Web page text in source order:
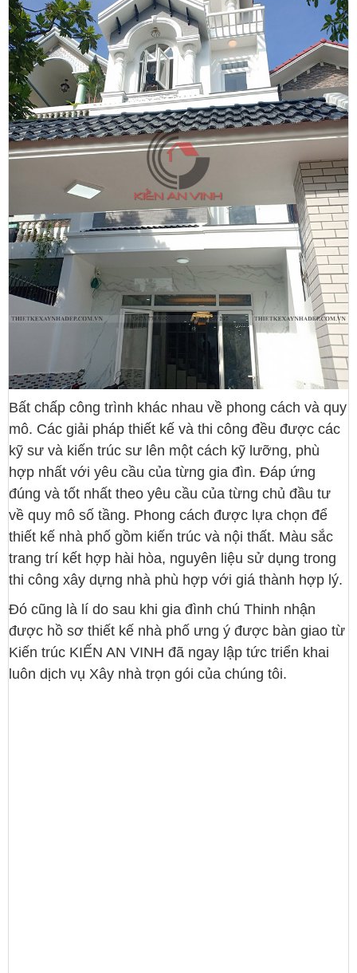
Bất chấp công trình khác nhau về phong cách và quy
mô. Các giải pháp thiết kế và thi công đều được các
kỹ sư và kiến trúc sư lên một cách kỹ lưỡng, phù
hợp nhất với yêu cầu của từng gia đìn. Đáp ứng
đúng và tốt nhất theo yêu cầu của từng chủ đầu tư
về quy mô số tầng. Phong cách được lựa chọn để
thiết kế nhà phố gồm kiến trúc và nội thất. Màu sắc
trang trí kết hợp hài hòa, nguyên liệu sử dụng trong
thi công xây dựng nhà phù hợp với giá thành hợp lý.
Đó cũng là lí do sau khi gia đình chú Thinh nhận
được hồ sơ thiết kế nhà phố ưng ý được bàn giao từ
Kiến trúc KIẾN AN VINH đã ngay lập tức triển khai
luôn dịch vụ Xây nhà trọn gói của chúng tôi.